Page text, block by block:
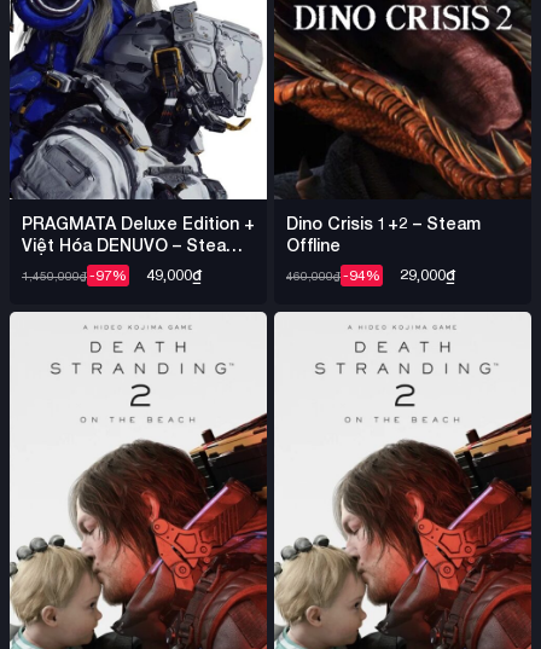
PRAGMATA Deluxe Edition +
Việt Hóa DENUVO – Steam
1,450,000₫-97% 49,000₫
Dino Crisis 1+2 – Steam
Offline
460,000₫-94% 29,000₫